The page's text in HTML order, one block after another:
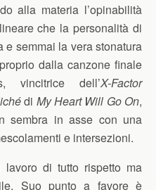
alla materia l’opinabilità
che la personalità di
e semmai la vera stonatura
dalla canzone finale
vincitrice dell’X-Factor
di My Heart Will Go On,
sembra in asse con una
e intersezioni.
di tutto rispetto ma
Suo punto a favore è